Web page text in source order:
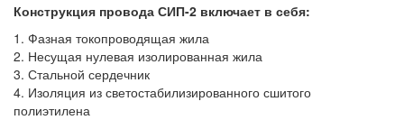
Конструкция провода СИП-2 включает в себя:
1. Фазная токопроводящая жила
2. Несущая нулевая изолированная жила
3. Стальной сердечник
4. Изоляция из светостабилизированного сшитого
полиэтилена